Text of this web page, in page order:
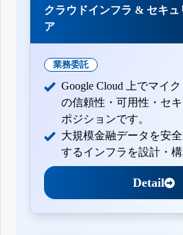
クラウドインフラ & セキュ
ア
業務委託
Google Cloud 上でマイ
の信頼性・可用性・セ
ポジションです。
大規模金融データを安
するインフラを設計・構
Detail